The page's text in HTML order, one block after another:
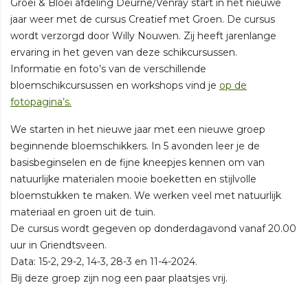
Groei & Bloei afdeling Deurne/Venray start in het nieuwe
jaar weer met de cursus Creatief met Groen. De cursus
wordt verzorgd door Willy Nouwen. Zij heeft jarenlange
ervaring in het geven van deze schikcursussen.
Informatie en foto’s van de verschillende
bloemschikcursussen en workshops vind je op de
fotopagina’s.
We starten in het nieuwe jaar met een nieuwe groep
beginnende bloemschikkers. In 5 avonden leer je de
basisbeginselen en de fijne kneepjes kennen om van
natuurlijke materialen mooie boeketten en stijlvolle
bloemstukken te maken. We werken veel met natuurlijk
materiaal en groen uit de tuin.
De cursus wordt gegeven op donderdagavond vanaf 20.00
uur in Griendtsveen.
Data: 15-2, 29-2, 14-3, 28-3 en 11-4-2024.
Bij deze groep zijn nog een paar plaatsjes vrij.